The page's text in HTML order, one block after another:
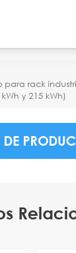
para rack
y 215 kWh)